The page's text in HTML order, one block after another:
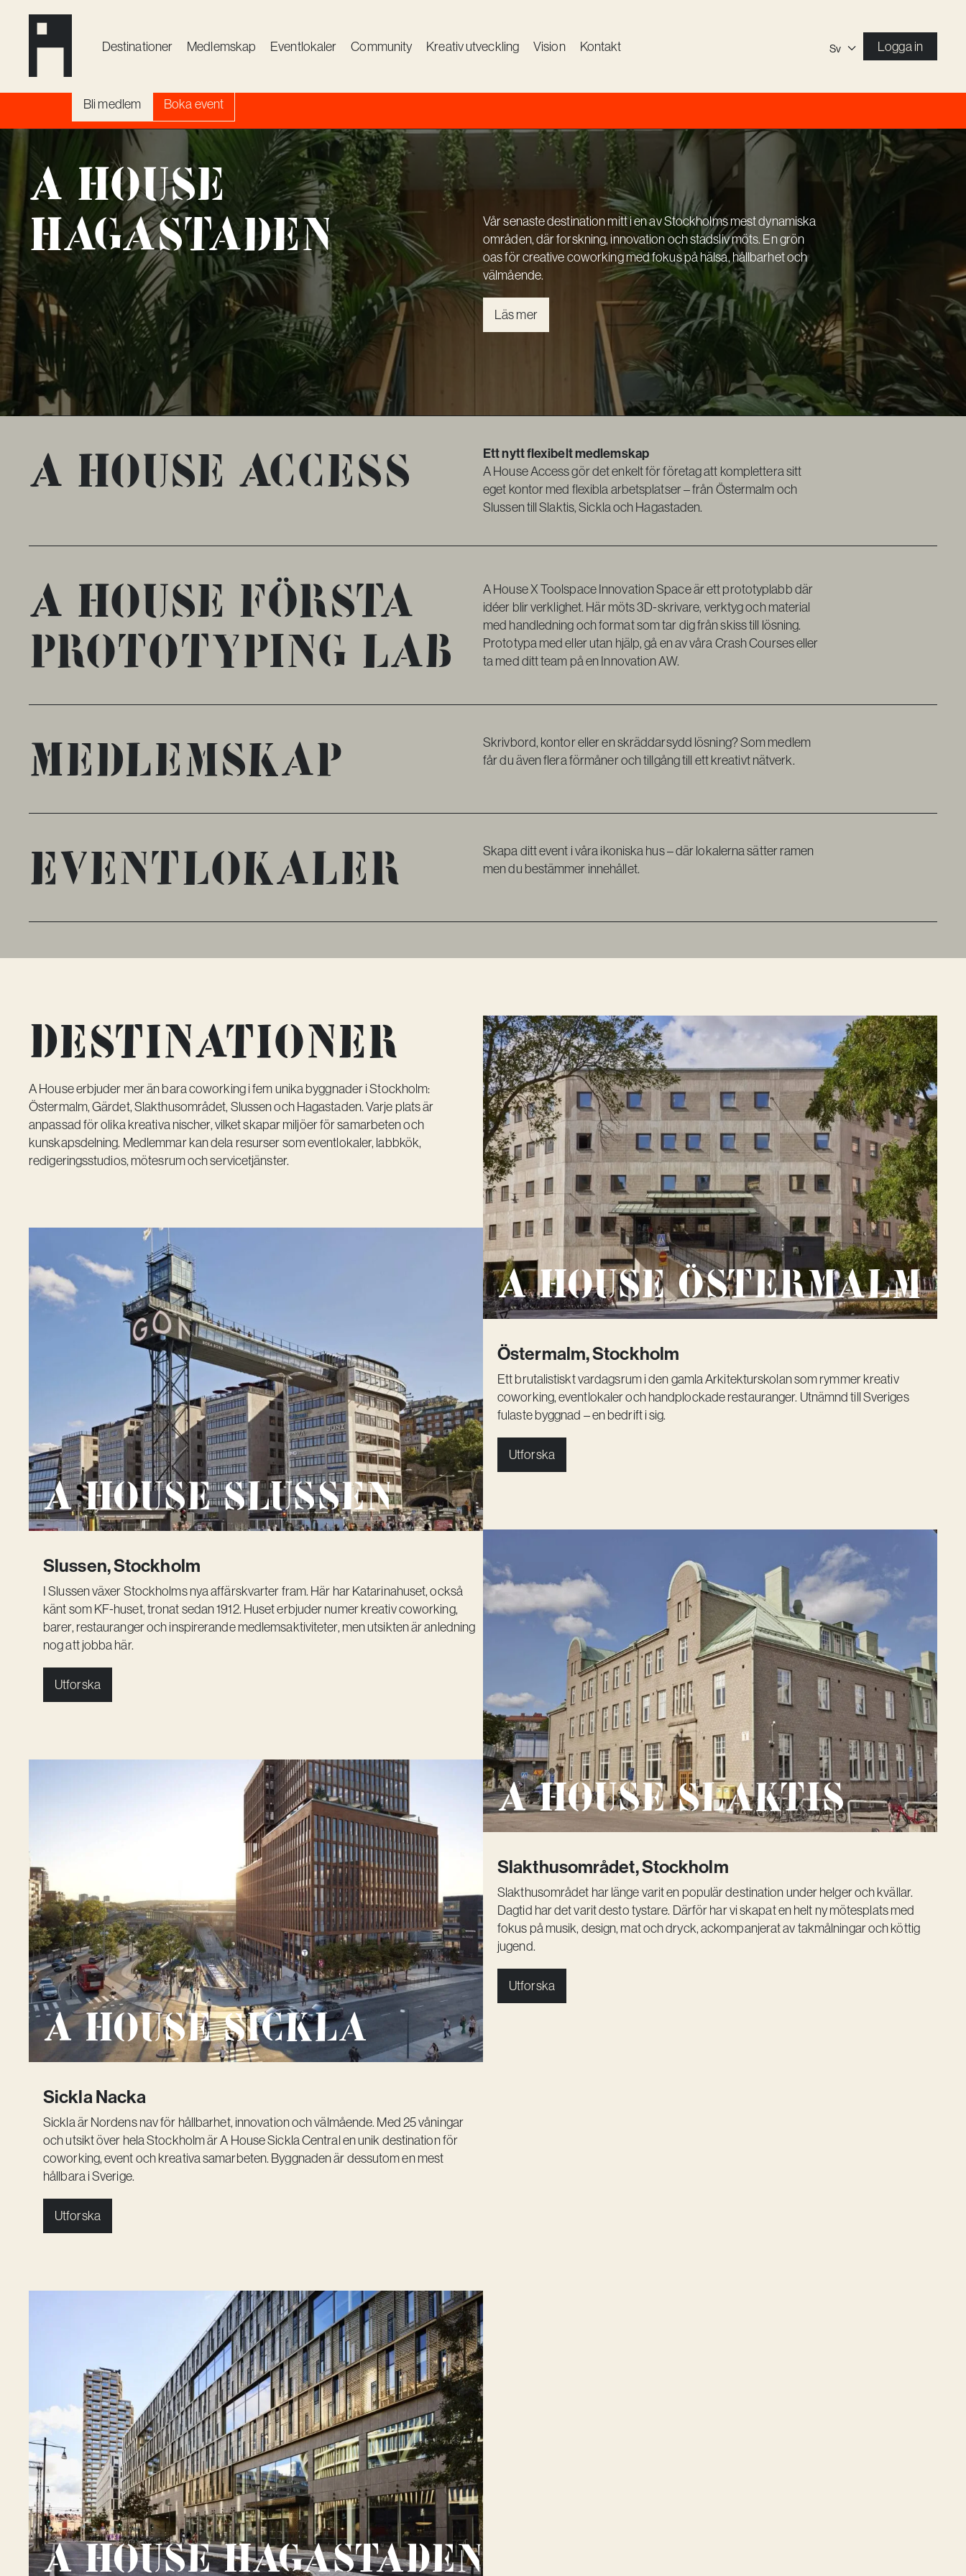
Destinationer Medlemskap Event­lokaler Community Kreativ utveckling Vision Kontakt Sv Logga in
till att varje mötesplats får en unik karaktär.
Bli medlem Boka event
A House
Hagastaden
Vår senaste destination mitt i en av Stockholms mest dynamiska
områden, där forskning, innovation och stadsliv möts. En grön
oas för creative coworking med fokus på hälsa, hållbarhet och
välmående.
Läs mer
A House Access Ett nytt flexibelt medlemskap
A House Access gör det enkelt för företag att komplettera sitt
eget kontor med flexibla arbetsplatser – från Östermalm och
Slussen till Slaktis, Sickla och Hagastaden.
A House första
prototyping lab
A House X Toolspace Innovation Space är ett prototyplabb där
idéer blir verklighet. Här möts 3D-skrivare, verktyg och material
med handledning och format som tar dig från skiss till lösning.
Prototypa med eller utan hjälp, gå en av våra Crash Courses eller
ta med ditt team på en Innovation AW.
Medlem­skap
Skrivbord, kontor eller en skräddarsydd lösning? Som medlem
får du även flera förmåner och tillgång till ett kreativt nätverk.
Event­lokaler
Skapa ditt event i våra ikoniska hus – där lokalerna sätter ramen
men du bestämmer innehållet.
DESTINA­TIONER
A House erbjuder mer än bara coworking i fem unika byggnader i Stockholm:
Östermalm, Gärdet, Slakthusområdet, Slussen och Hagastaden. Varje plats är
anpassad för olika kreativa nischer, vilket skapar miljöer för samarbeten och
kunskapsdelning. Medlemmar kan dela resurser som eventlokaler, labbkök,
redigeringsstudios, mötesrum och servicetjänster.
A House Slussen
Slussen, Stockholm
I Slussen växer Stockholms nya affärskvarter fram. Här har Katarinahuset, också
känt som KF-huset, tronat sedan 1912. Huset erbjuder numer kreativ coworking,
barer, restauranger och inspirerande medlemsaktiviteter, men utsikten är anledning
nog att jobba här.
Utforska
A House Sickla
Sickla Nacka
Sickla är Nordens nav för hållbarhet, innovation och välmående. Med 25 våningar
och utsikt över hela Stockholm är A House Sickla Central en unik destination för
coworking, event och kreativa samarbeten. Byggnaden är dessutom en mest
hållbara i Sverige.
Utforska
A House Hagastaden
A House Östermalm
Östermalm, Stockholm
Ett brutalistiskt vardagsrum i den gamla Arkitekturskolan som rymmer kreativ
coworking, eventlokaler och hand­plockade restauranger. Utnämnd till Sveriges
fulaste byggnad – en bedrift i sig.
Utforska
A House Slaktis
Slakthusområdet, Stockholm
Slakthusområdet har länge varit en populär destination under helger och kvällar.
Dagtid har det varit desto tystare. Därför har vi skapat en helt ny mötesplats med
fokus på musik, design, mat och dryck, ackompanjerat av takmålningar och köttig
jugend.
Utforska